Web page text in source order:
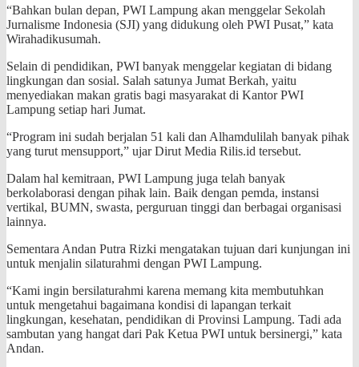
“Bahkan bulan depan, PWI Lampung akan menggelar Sekolah
Jurnalisme Indonesia (SJI) yang didukung oleh PWI Pusat,” kata
Wirahadikusumah.
Selain di pendidikan, PWI banyak menggelar kegiatan di bidang
lingkungan dan sosial. Salah satunya Jumat Berkah, yaitu
menyediakan makan gratis bagi masyarakat di Kantor PWI
Lampung setiap hari Jumat.
“Program ini sudah berjalan 51 kali dan Alhamdulilah banyak pihak
yang turut mensupport,” ujar Dirut Media Rilis.id tersebut.
Dalam hal kemitraan, PWI Lampung juga telah banyak
berkolaborasi dengan pihak lain. Baik dengan pemda, instansi
vertikal, BUMN, swasta, perguruan tinggi dan berbagai organisasi
lainnya.
Sementara Andan Putra Rizki mengatakan tujuan dari kunjungan ini
untuk menjalin silaturahmi dengan PWI Lampung.
“Kami ingin bersilaturahmi karena memang kita membutuhkan
untuk mengetahui bagaimana kondisi di lapangan terkait
lingkungan, kesehatan, pendidikan di Provinsi Lampung. Tadi ada
sambutan yang hangat dari Pak Ketua PWI untuk bersinergi,” kata
Andan.